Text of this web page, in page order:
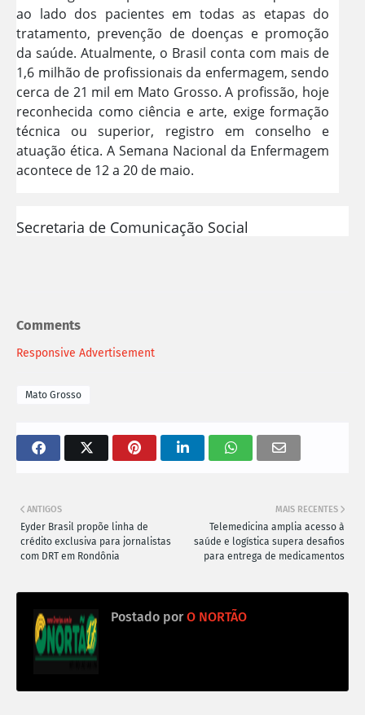
ao lado dos pacientes em todas as etapas do
tratamento, prevenção de doenças e promoção
da saúde. Atualmente, o Brasil conta com mais de
1,6 milhão de profissionais da enfermagem, sendo
cerca de 21 mil em Mato Grosso. A profissão, hoje
reconhecida como ciência e arte, exige formação
técnica ou superior, registro em conselho e
atuação ética. A Semana Nacional da Enfermagem
acontece de 12 a 20 de maio.
Secretaria de Comunicação Social
Comments
Responsive Advertisement
Mato Grosso
MAIS RECENTES
Telemedicina amplia acesso à
saúde e logística supera desafios
para entrega de medicamentos
ANTIGOS
Eyder Brasil propõe linha de
crédito exclusiva para jornalistas
com DRT em Rondônia
Postado por O NORTÃO